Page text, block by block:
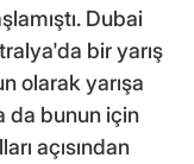
Dubai
bir yarış
olarak yarışa
da bunun için
açısından